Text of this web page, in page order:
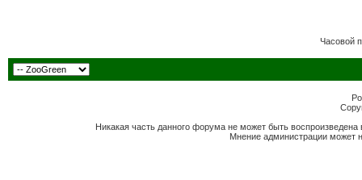
Часовой
Никакая часть данного форума не может быть
Мнение администрации может